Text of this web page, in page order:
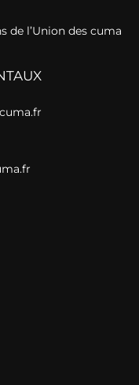
de l’Union des cuma